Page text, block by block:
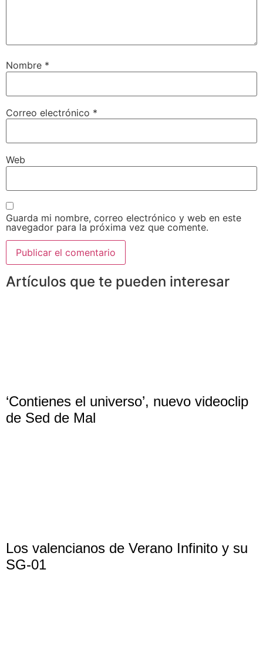
Nombre *
Correo electrónico *
Web
Guarda mi nombre, correo electrónico y web en este
navegador para la próxima vez que comente.
Artículos que te pueden interesar
‘Contienes el universo’, nuevo videoclip
de Sed de Mal
Los valencianos de Verano Infinito y su
SG-01